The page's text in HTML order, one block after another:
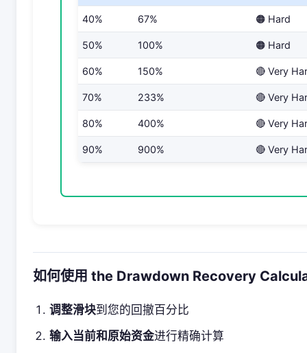
40% 67% 🟠 Hard
50% 100% 🟠 Hard
60% 150% 🔴 Very
70% 233% 🔴 Very
80% 400% 🔴 Very
90% 900% 🔴 Very
如何使用 the Drawdown Recovery
调整滑块到您的回撤百分比
输入当前和原始资金进行精确计算